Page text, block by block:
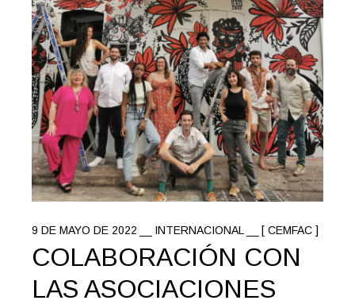
9 DE MAYO DE 2022 INTERNACIONAL [ CEMFAC ]
COLABORACIÓN CON
LAS ASOCIACIONES